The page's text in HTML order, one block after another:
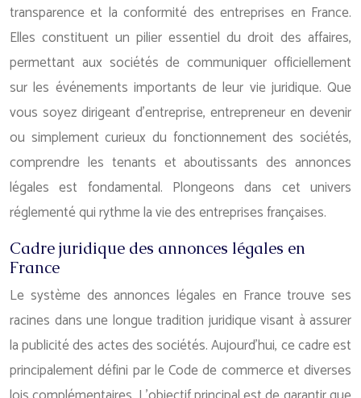
transparence et la conformité des entreprises en France.
Elles constituent un pilier essentiel du droit des affaires,
permettant aux sociétés de communiquer officiellement
sur les événements importants de leur vie juridique. Que
vous soyez dirigeant d’entreprise, entrepreneur en devenir
ou simplement curieux du fonctionnement des sociétés,
comprendre les tenants et aboutissants des annonces
légales est fondamental. Plongeons dans cet univers
réglementé qui rythme la vie des entreprises françaises.
Cadre juridique des annonces légales en
France
Le système des annonces légales en France trouve ses
racines dans une longue tradition juridique visant à assurer
la publicité des actes des sociétés. Aujourd’hui, ce cadre est
principalement défini par le Code de commerce et diverses